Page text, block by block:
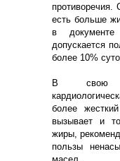
противоречия.
есть больше
в документе
допускается
более 10%
В свою
более
вызывает и
жиры,
пользы